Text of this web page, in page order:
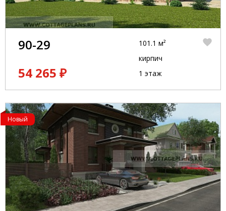
90-29
54 265 ₽
101.1 м²
кирпич
1 этаж
Новый